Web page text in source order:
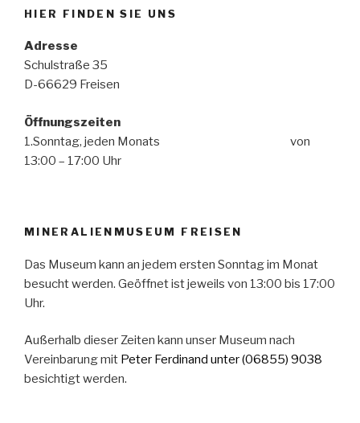
HIER FINDEN SIE UNS
Adresse
Schulstraße 35
D-66629 Freisen
Öffnungszeiten
1.Sonntag, jeden Monats von
13:00 – 17:00 Uhr
MINERALIENMUSEUM FREISEN
Das Museum kann an jedem ersten Sonntag im Monat
besucht werden. Geöffnet ist jeweils von 13:00 bis 17:00
Uhr.
Außerhalb dieser Zeiten kann unser Museum nach
Vereinbarung mit Peter Ferdinand unter (06855) 9038
besichtigt werden.